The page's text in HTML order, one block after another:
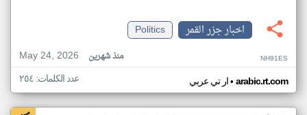
اخبار جزر القمر
Politics
May 24, 2026
منذ شهرين NH91ES
ار تي عربي• arabic.rt.com عدد الكلمات: ٢٥٤